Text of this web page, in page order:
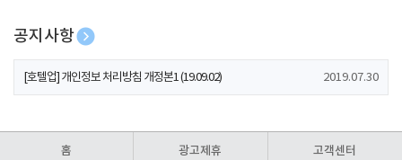
공지사항
[호텔업] 개인정보 처리방침 개정본2 (19.09.02)
[호텔업] 개인정보 처리방침 개정본1 (19.09.02) 2019.07.30
홈 광고제휴 고객센터